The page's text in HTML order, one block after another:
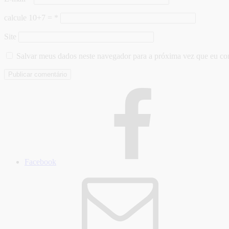
calcule 10+7 =
Site
Salvar meus dados neste navegador para a próxima vez que eu
Facebook